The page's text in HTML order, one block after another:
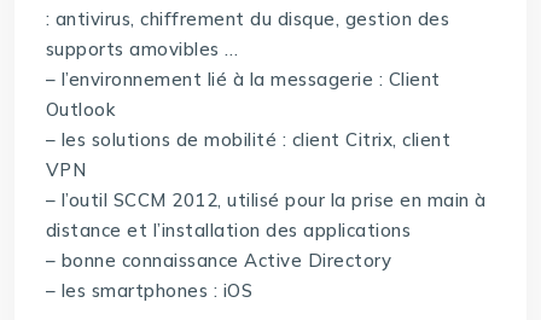
: antivirus, chiffrement du disque, gestion des
supports amovibles …
– l’environnement lié à la messagerie : Client
Outlook
– les solutions de mobilité : client Citrix, client
VPN
– l’outil SCCM 2012, utilisé pour la prise en main à
distance et l’installation des applications
– bonne connaissance Active Directory
– les smartphones : iOS